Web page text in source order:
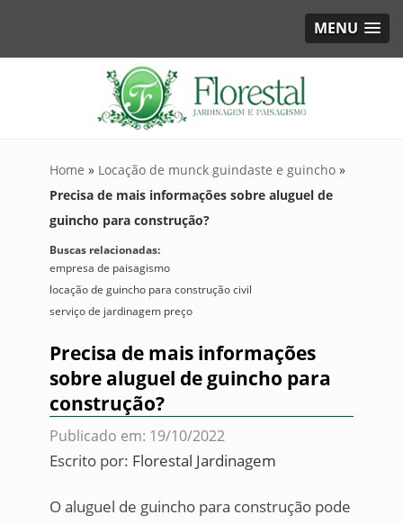
MENU
Home » Locação de munck guindaste e guincho »
Precisa de mais informações sobre aluguel de
guincho para construção?
Buscas relacionadas:
empresa de paisagismo
locação de guincho para construção civil
serviço de jardinagem preço
Precisa de mais informações
sobre aluguel de guincho para
construção?
Publicado em: 19/10/2022
Escrito por: Florestal Jardinagem
O aluguel de guincho para construção pode